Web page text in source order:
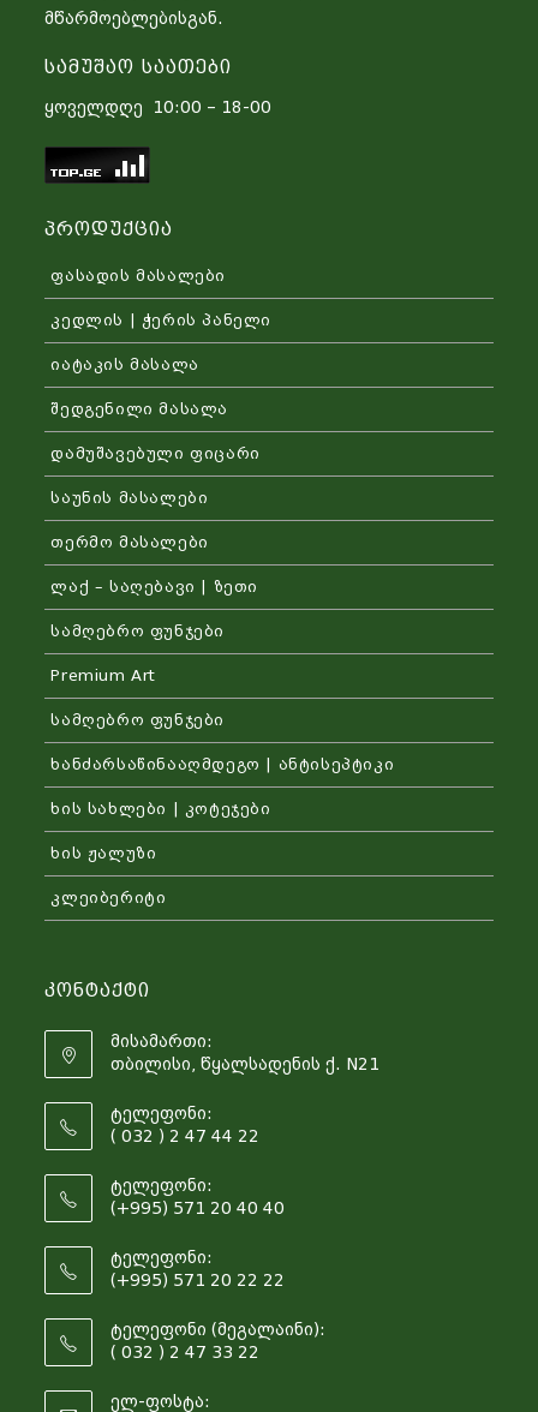
მწარმოებლებისგან.
Სამუშაო Საათები
ყოველდღე 10:00 – 18-00
Პროდუქცია
ფასადის მასალები
კედლის | ჭერის პანელი
იატაკის მასალა
შედგენილი მასალა
დამუშავებული ფიცარი
საუნის მასალები
თერმო მასალები
ლაქ – საღებავი | ზეთი
სამღებრო ფუნჯები
Premium Art
სამღებრო ფუნჯები
ხანძარსაწინააღმდეგო | ანტისეპტიკი
ხის სახლები | კოტეჯები
ხის ჟალუზი
კლეიბერიტი
Კონტაქტი
მისამართი:
თბილისი, წყალსადენის ქ. N21
ტელეფონი:
( 032 ) 2 47 44 22
ტელეფონი:
(+995) 571 20 40 40
ტელეფონი:
(+995) 571 20 22 22
ტელეფონი (მეგალაინი):
( 032 ) 2 47 33 22
ელ-ფოსტა: